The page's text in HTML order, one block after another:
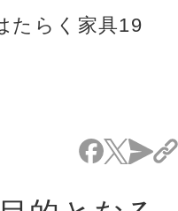
たらく家具19